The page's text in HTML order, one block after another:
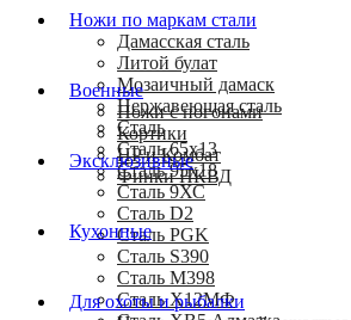
Ножи по маркам стали
Дамасская сталь
Литой булат
Мозаичный дамаск
Нержавеющая сталь
Сталь
Сталь 65х13
Сталь 95х18
Сталь 9ХС
Сталь D2
Сталь PGK
Сталь S390
Сталь M398
Сталь Х12МФ
Военные
Ножи с погонами
Кортики
HP и Комбат
Финки НКВД
Эксклюзивные
Кухонные
Для охоты и рыбалки